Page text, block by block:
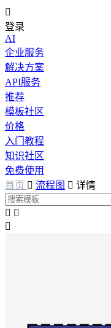

登录
AI
企业服务
解决方案
API服务
推荐
模板社区
价格
入门教程
知识社区
免费使用
首页  流程图  详情
 
